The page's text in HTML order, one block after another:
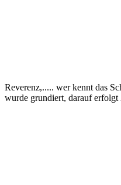
Reverenz,..... wer kennt das
wurde grundiert, darauf